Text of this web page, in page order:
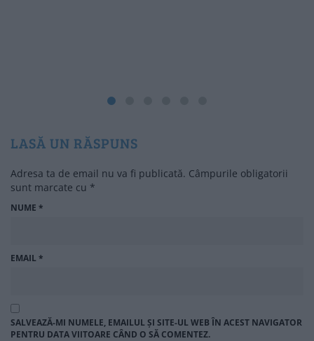
LASĂ UN RĂSPUNS
Adresa ta de email nu va fi publicată. Câmpurile obligatorii
sunt marcate cu *
NUME *
EMAIL*
SALVEAZĂ-MI NUMELE, EMAILUL ȘI SITE-UL WEB ÎN ACEST NAVIGATOR
PENTRU DATA VIITOARE CÂND O SĂ COMENTEZ.